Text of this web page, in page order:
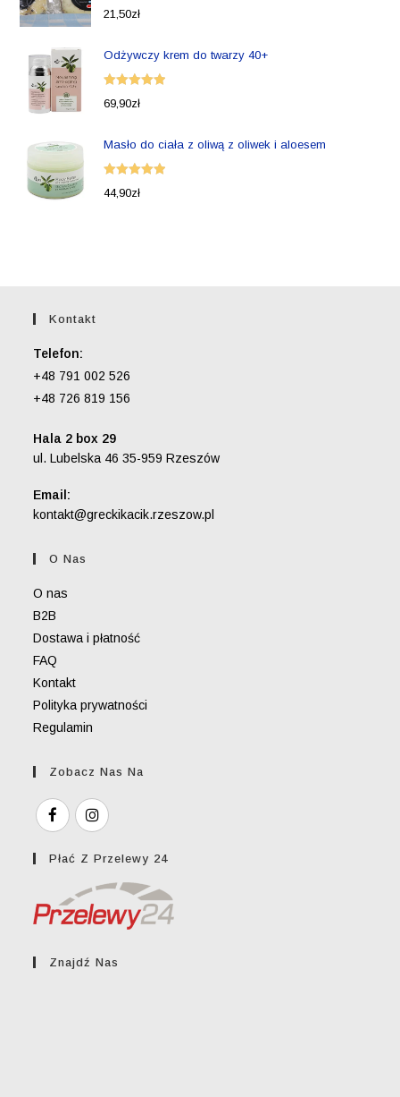
Oceniono
21,50zł
Odżywczy krem do twarzy 40+
Oceniono
69,90zł
Masło do ciała z oliwą z oliwek i aloesem
Oceniono
44,90zł
Kontakt
Telefon:
+48 791 002 526
+48 726 819 156
Hala 2 box 29
ul. Lubelska 46 35-959 Rzeszów
Email:
kontakt@greckikacik.rzeszow.pl
O Nas
O nas
B2B
Dostawa i płatność
FAQ
Kontakt
Polityka prywatności
Regulamin
Zobacz Nas Na
Płać Z Przelewy 24
Znajdź Nas